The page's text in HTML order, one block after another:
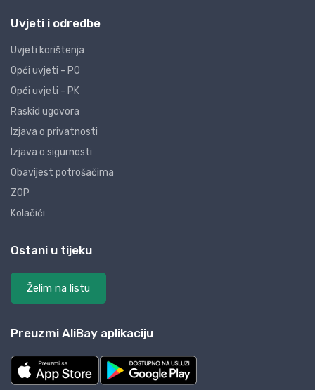
Uvjeti i odredbe
Uvjeti korištenja
Opći uvjeti - PO
Opći uvjeti - PK
Raskid ugovora
Izjava o privatnosti
Izjava o sigurnosti
Obavijest potrošačima
ZOP
Kolačići
Ostani u tijeku
Želim na listu
Preuzmi AliBay aplikaciju